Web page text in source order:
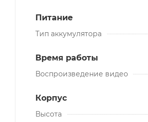
Питание
Тип аккумулятора
Время работы
Воспроизведение видео
Корпус
Высота